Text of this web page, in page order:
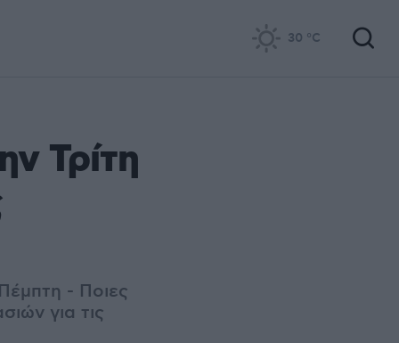
30 °C
Τρίτη
- Ποιες
για τις